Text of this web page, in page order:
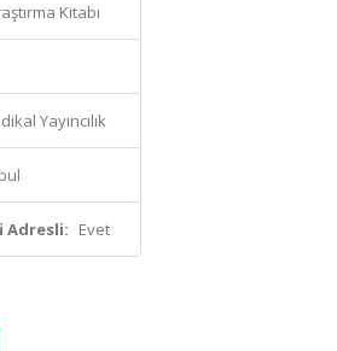
Kitabı
Yayıncılık
Adresli: Evet